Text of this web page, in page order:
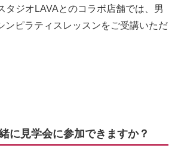
タジオLAVAとのコラボ店舗では、男
ンピラティスレッスンをご受講いただ
に見学会に参加できますか？